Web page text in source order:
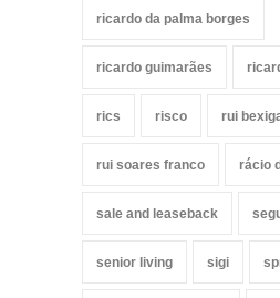
ricardo da palma borges
ricardo guimarães
rics risco rui
rui soares franco rácio
sale and leaseback
senior living sigi